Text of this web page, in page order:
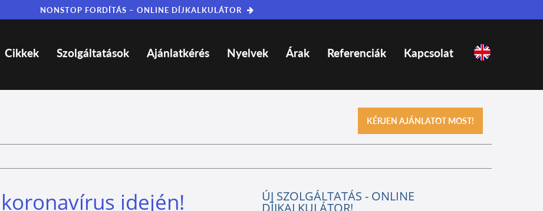
NONSTOP FORDÍTÁS – ONLINE DÍJKALKULÁTOR
Cikkek Szolgáltatások Ajánlatkérés Nyelvek Árak Referenciák Kapcsolat
KÉRJEN AJÁNLATOT MOST!
idején! ÚJ SZOLGÁLTATÁS - ONLINE
DÍJKALKULÁTOR!